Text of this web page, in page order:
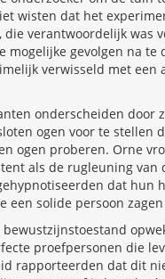
wisten dat het
verantwoordelijk was
gevolgen na te
verwisseld met een
onderscheiden door
ogen voor te stellen
ogen proberen. Orne
als de rugleuning van
dat hun
solide persoon
proefpersonen die
rapporteerden dat dit